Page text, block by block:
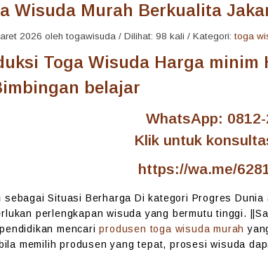
Wisuda Murah Berkualita
2026 oleh togawisuda / Dilihat: 98 kali / Kategori:toga
Toga Wisuda Harga
belajar
WhatsApp:
Klik untuk
https://wa.me/
sebagai Situasi Berharga Di kategori Progres
perlengkapan wisuda yang bermutu tinggi.
mencariprodusen toga wisuda murah
memilih produsen yang tepat, prosesi wisuda